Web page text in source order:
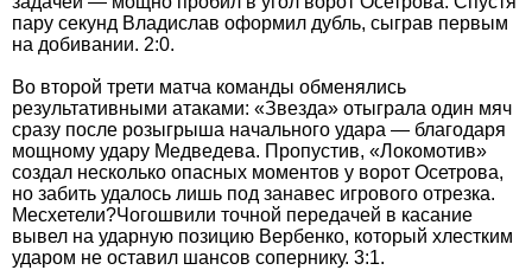
пару секунд Владислав оформил дубль, сыграв первым
на добивании. 2:0.
Во второй трети матча команды обменялись
результативными атаками: «Звезда» отыграла один мяч
сразу после розыгрыша начального удара — благодаря
мощному удару Медведева. Пропустив, «Локомотив»
создал несколько опасных моментов у ворот Осетрова,
но забить удалось лишь под занавес игрового отрезка.
Месхетели?Чогошвили точной передачей в касание
вывел на ударную позицию Вербенко, который хлестким
ударом не оставил шансов сопернику. 3:1.